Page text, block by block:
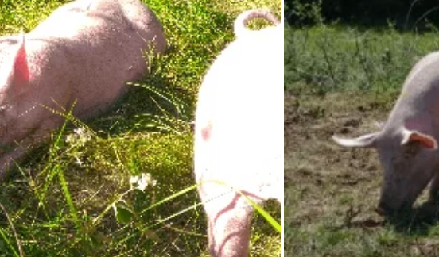
environ 2 hectares chacun, dans chaque parc nous élevons environ 24 cochons. Tous les parcs ont du couvert se qui est
sur notre ferme, nous achetons également des céréales produits seulement en côte d'or pour minimiser l'empreinte
occuper!!
occuper à manger. Ils sont dehors toute l'année dans des parcs couvert donc ils s'occupent aussi en fouissant se qui est
est intéressant aussi pour leurs alimentation. Ils sont aussi très friand des glands qui sont présent dans les parcs, tellement
rations qui leurs ai proposer. Nous aimons beaucoup se moment car nos cochons aiment aussi se coucher dans les tapis de